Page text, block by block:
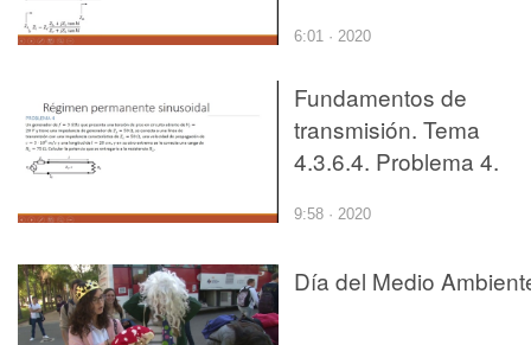
6:01 · 2020
Fundamentos de
transmisión. Tema
4.3.6.4. Problema 4.
9:58 · 2020
Día del Medio